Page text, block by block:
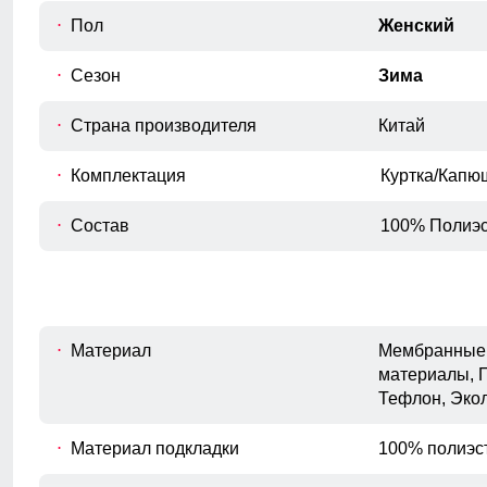
E
Расстояние от подмышечного шва
F
Измеряется по самым широким
Пол Женский
Сезон Зима
Страна производителя Китай
Комплектация Куртка/
Состав 100%
Материал
материалы,
Тефлон,
Материал подкладки 100%